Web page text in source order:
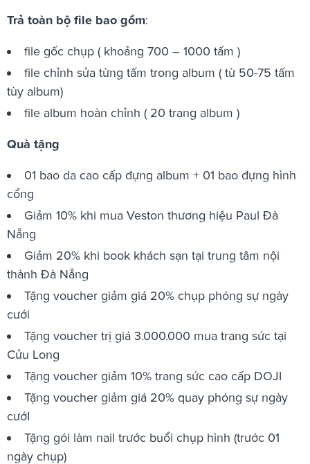
Trả toàn bộ file bao gồm:
file gốc chụp ( khoảng 700 – 1000 tấm )
file chỉnh sửa từng tấm trong album ( từ 50-75 tấm
tùy album)
file album hoàn chỉnh ( 20 trang album )
Quà tặng
01 bao da cao cấp đựng album + 01 bao đựng hình
cổng
Giảm 10% khi mua Veston thương hiệu Paul Đà
Nẵng
Giảm 20% khi book khách sạn tại trung tâm nội
thành Đà Nẵng
Tặng voucher giảm giá 20% chụp phóng sự ngày
cưới
Tặng voucher trị giá 3.000.000 mua trang sức tại
Cửu Long
Tặng voucher giảm 10% trang sức cao cấp DOJI
Tặng voucher giảm giá 20% quay phóng sự ngày
cướI
Tặng gói làm nail trước buổi chụp hình (trước 01
ngày chụp)